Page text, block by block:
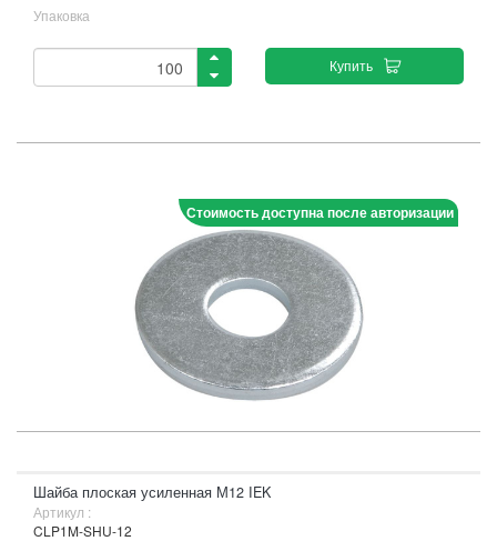
Упаковка
Купить
Стоимость доступна после авторизации
Шайба плоская усиленная М12 IEK
Артикул :
CLP1M-SHU-12